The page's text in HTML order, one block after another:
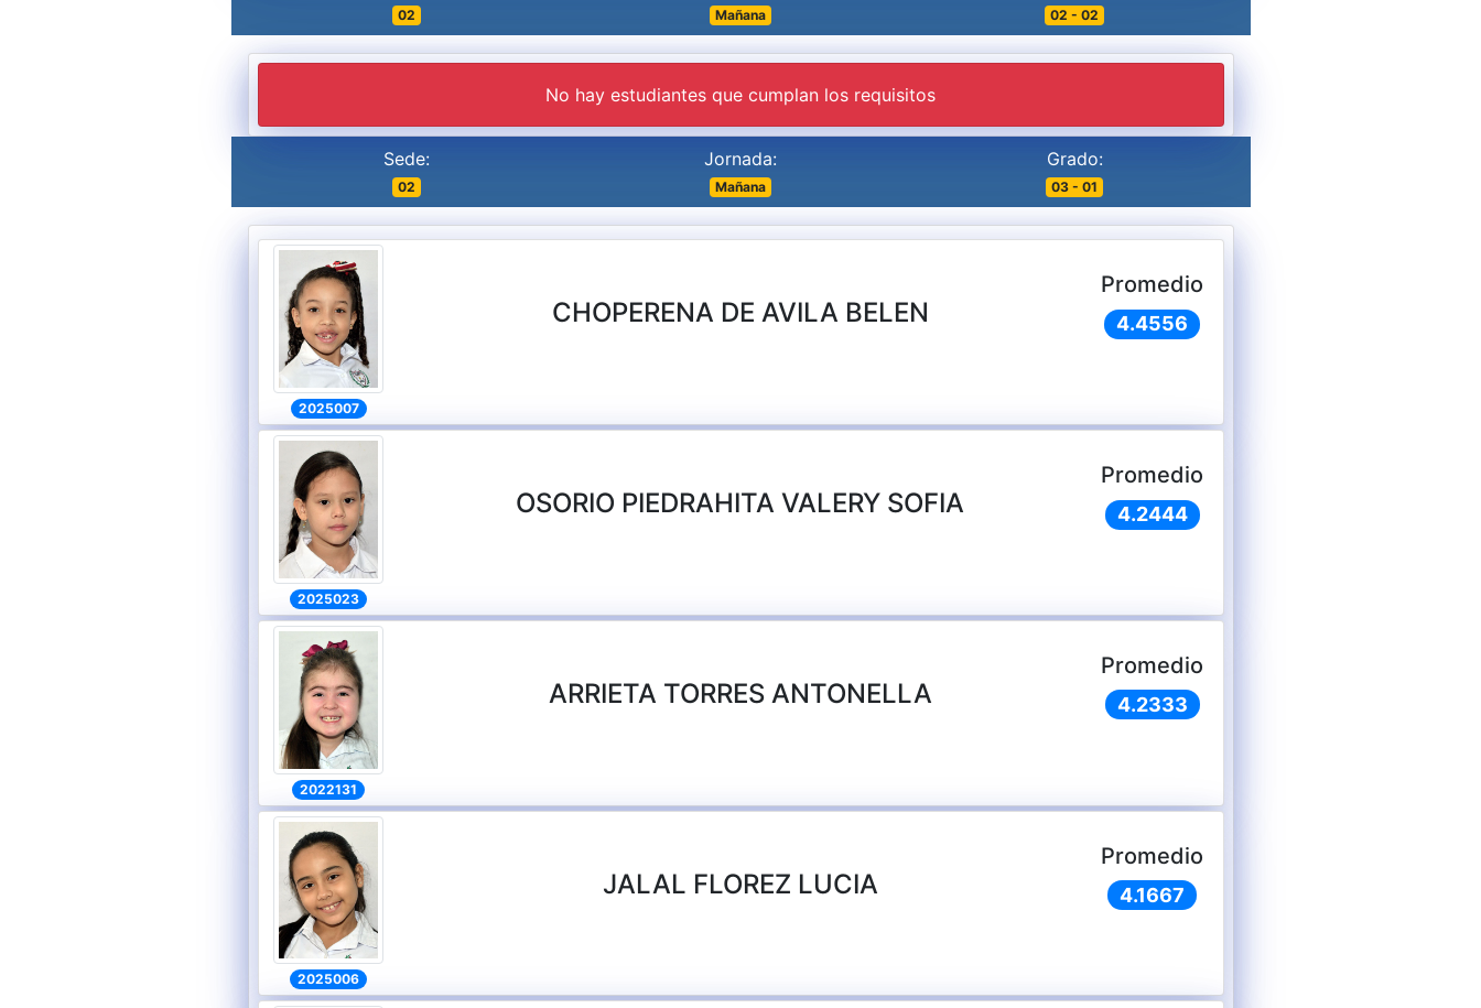
02 Mañana 02 - 02
No hay estudiantes que cumplan los requisitos
Sede:
02
Jornada:
Mañana
Grado:
03 - 01
2025007
CHOPERENA DE AVILA BELEN
Promedio
4.4556
2025023
OSORIO PIEDRAHITA VALERY SOFIA
Promedio
4.2444
2022131
ARRIETA TORRES ANTONELLA
Promedio
4.2333
2025006
JALAL FLOREZ LUCIA
Promedio
4.1667